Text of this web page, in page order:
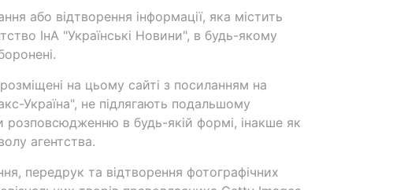
або відтворення інформації, яка містить
ІнА "Українські Новини", в будь-якому
розміщені на цьому сайті з посиланням на
Україна", не підлягають подальшому
розповсюдженню в будь-якій формі, інакше як
агентства.
передрук та відтворення фотографічних